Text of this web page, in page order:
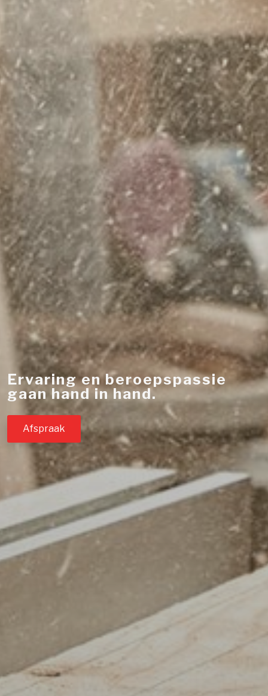
Ervaring en beroepspassie
gaan hand in hand.
Afspraak